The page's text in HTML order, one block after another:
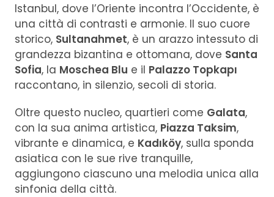
Istanbul, dove l’Oriente incontra l’Occidente, è
una città di contrasti e armonie. Il suo cuore
storico, Sultanahmet, è un arazzo intessuto di
grandezza bizantina e ottomana, dove Santa
Sofia, la Moschea Blu e il Palazzo Topkapı
raccontano, in silenzio, secoli di storia.
Oltre questo nucleo, quartieri come Galata,
con la sua anima artistica, Piazza Taksim,
vibrante e dinamica, e Kadıköy, sulla sponda
asiatica con le sue rive tranquille,
aggiungono ciascuno una melodia unica alla
sinfonia della città.